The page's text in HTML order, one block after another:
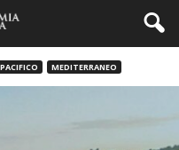
MEDITERRANEO